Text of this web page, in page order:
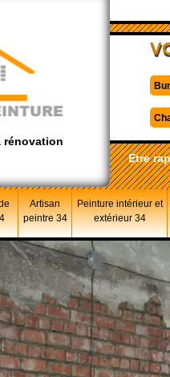
rénovation
Etre
Artisan
peintre 34
Peinture intérieur et
extérieur 34